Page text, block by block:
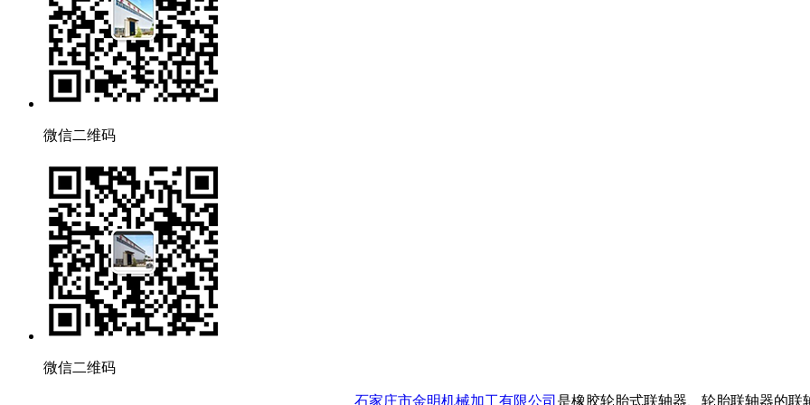
微信二维码
微信二维码
石家庄市金明机械加工有限公司 是橡胶轮胎式联轴器、轮胎联轴器的联